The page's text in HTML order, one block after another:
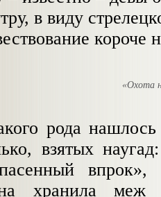
в виду
короче
«Охота
рода
взятых
впрок»,
хранила меж